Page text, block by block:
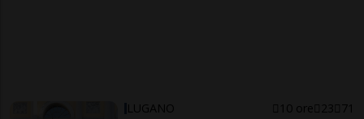
LUGANO 10 ore 23 71